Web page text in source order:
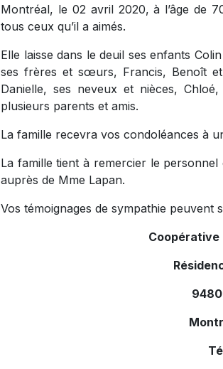
Montréal, le 02 avril 2020, à l’âge de
tous ceux qu’il a aimés.
Elle laisse dans le deuil ses enfants
ses frères et sœurs, Francis, Benoît
Danielle, ses neveux et nièces,
plusieurs parents et amis.
La famille recevra vos condoléances à
La famille tient à remercier le
auprès de Mme Lapan.
Vos témoignages de sympathie
Coopérative